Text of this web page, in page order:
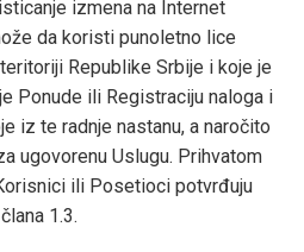
izmena na Internet
da koristi punoletno lice
Republike Srbije i koje je
Ponude ili Registraciju naloga i
iz te radnje nastanu, a naročito
ugovorenu Uslugu. Prihvatom
ili Posetioci potvrđuju
1.3.